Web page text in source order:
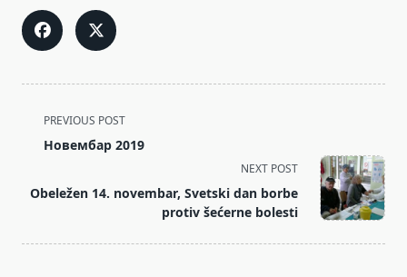
<span
class="nav-
screen-
text">Page</span>
PREVIOUS POST
Новембар 2019
NEXT POST
Obeležen 14. novembar, Svetski dan borbe
protiv šećerne bolesti